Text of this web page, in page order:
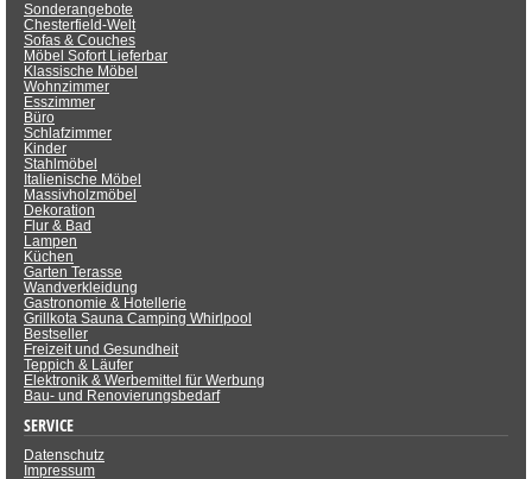
Sonderangebote
Chesterfield-Welt
Sofas & Couches
Möbel Sofort Lieferbar
Klassische Möbel
Wohnzimmer
Esszimmer
Büro
Schlafzimmer
Kinder
Stahlmöbel
Italienische Möbel
Massivholzmöbel
Dekoration
Flur & Bad
Lampen
Küchen
Garten Terasse
Wandverkleidung
Gastronomie & Hotellerie
Grillkota Sauna Camping Whirlpool
Bestseller
Freizeit und Gesundheit
Teppich & Läufer
Elektronik & Werbemittel für Werbung
Bau- und Renovierungsbedarf
SERVICE
Datenschutz
Impressum